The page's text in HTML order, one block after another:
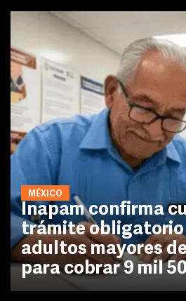
MÉXICO
Inapam confirma
trámite obligatorio
adultos mayores
para cobrar 9 mil